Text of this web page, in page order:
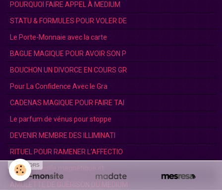
POURQUOI FAIRE APPEL À MEDIUM
STATU & FORMULES POUR VOLER DE
Le Porte-Monnaie avec la carte
BAGUE MAGIQUE POUR AVOIR SON P
BOUCHON UN DIVORCE EN COURS GR
Pour La Confidence Avec le Gra
CADENAS MAGIQUE POUR FAIRE TAI
Le parfum de vénus pour stoppe
DEVENIR MEMBRE DES ILLIMINATI
RITUEL POUR RAMENER L’AFFECTIO
Le porte feuille magnétique et
AMULETTE DE GUÉRISON DU MEDIUM
SPONSORS